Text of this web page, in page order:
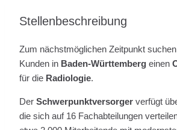
Stellenbeschreibung
Zum nächstmöglichen Zeitpunkt
Kunden in Baden-Württemberg einen
für die Radiologie.
Der Schwerpunktversorger verfügt
die sich auf 16 Fachabteilungen